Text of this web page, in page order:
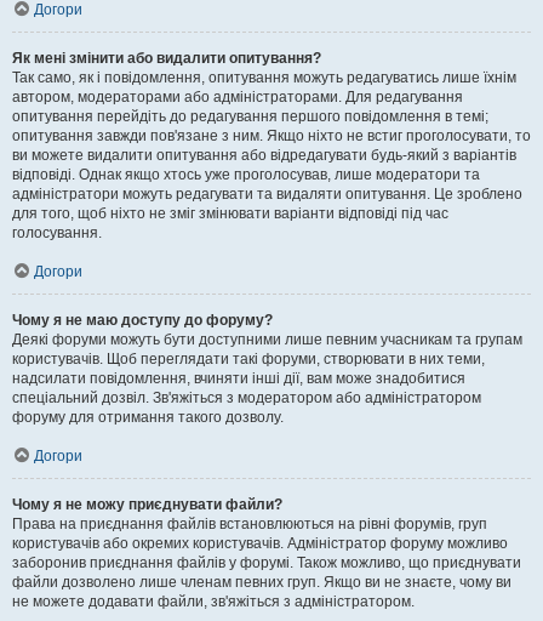
Догори
Як мені змінити або видалити опитування?
Так само, як і повідомлення, опитування можуть редагуватись лише їхнім
автором, модераторами або адміністраторами. Для редагування
опитування перейдіть до редагування першого повідомлення в темі;
опитування завжди пов'язане з ним. Якщо ніхто не встиг проголосувати, то
ви можете видалити опитування або відредагувати будь-який з варіантів
відповіді. Однак якщо хтось уже проголосував, лише модератори та
адміністратори можуть редагувати та видаляти опитування. Це зроблено
для того, щоб ніхто не зміг змінювати варіанти відповіді під час
голосування.
Догори
Чому я не маю доступу до форуму?
Деякі форуми можуть бути доступними лише певним учасникам та групам
користувачів. Щоб переглядати такі форуми, створювати в них теми,
надсилати повідомлення, вчиняти інші дії, вам може знадобитися
спеціальний дозвіл. Зв'яжіться з модератором або адміністратором
форуму для отримання такого дозволу.
Догори
Чому я не можу приєднувати файли?
Права на приєднання файлів встановлюються на рівні форумів, груп
користувачів або окремих користувачів. Адміністратор форуму можливо
заборонив приєднання файлів у форумі. Також можливо, що приєднувати
файли дозволено лише членам певних груп. Якщо ви не знаєте, чому ви
не можете додавати файли, зв'яжіться з адміністратором.